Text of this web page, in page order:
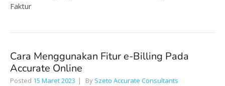
Faktur
Cara Menggunakan Fitur e-Billing Pada
Accurate Online
Posted 15 Maret 2023 By Szeto Accurate Consultants